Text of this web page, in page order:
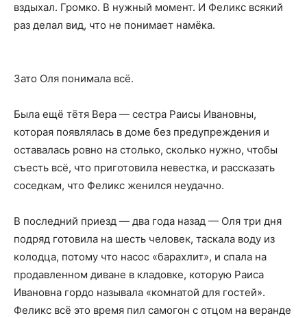
вздыхал. Громко. В нужный момент. И Феликс всякий
раз делал вид, что не понимает намёка.
Зато Оля понимала всё.
Была ещё тётя Вера — сестра Раисы Ивановны,
которая появлялась в доме без предупреждения и
оставалась ровно на столько, сколько нужно, чтобы
съесть всё, что приготовила невестка, и рассказать
соседкам, что Феликс женился неудачно.
В последний приезд — два года назад — Оля три дня
подряд готовила на шесть человек, таскала воду из
колодца, потому что насос «барахлит», и спала на
продавленном диване в кладовке, которую Раиса
Ивановна гордо называла «комнатой для гостей».
Феликс всё это время пил самогон с отцом на веранде